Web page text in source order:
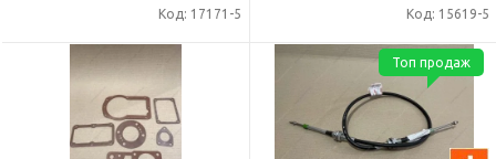
Код: 17171-5 Код: 15619-5
Топ продаж